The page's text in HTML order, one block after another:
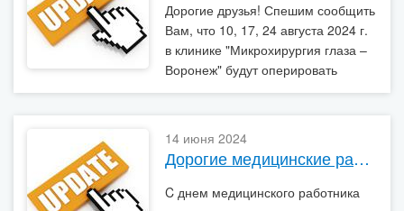
Дорогие друзья! Спешим сообщить
Вам, что 10, 17, 24 августа 2024 г.
в клинике "Микрохирургия глаза –
Воронеж" будут оперировать
приглашенные
14 июня 2024
Дорогие медицинские работники!
C днем медицинского работника